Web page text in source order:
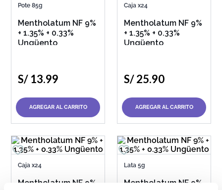
Pote 85g
Mentholatum NF 9%
+ 1.35% + 0.33%
Ungüento
S/ 13.99
AGREGAR AL CARRITO
Caja x24
Mentholatum NF 9%
+ 1.35% + 0.33%
Ungüento
S/25.90
AGREGAR AL CARRITO
Caja x24
Mentholatum NF 9%
Lata 5g
Mentholatum NF 9%